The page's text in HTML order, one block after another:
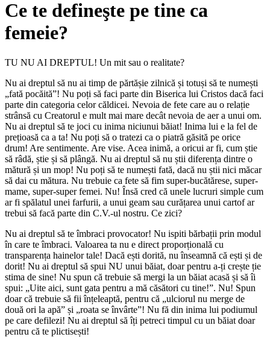
Ce te defineşte pe tine ca
femeie?
TU NU AI DREPTUL! Un mit sau o realitate?
Nu ai dreptul să nu ai timp de părtășie zilnică și totuși să te numești
„fată pocăită”! Nu poți să faci parte din Biserica lui Cristos dacă faci
parte din categoria celor căldicei. Nevoia de fete care au o relație
strânsă cu Creatorul e mult mai mare decât nevoia de aer a unui om.
Nu ai dreptul să te joci cu inima niciunui băiat! Inima lui e la fel de
prețioasă ca a ta! Nu poți să o tratezi ca o piatră găsită pe orice
drum! Are sentimente. Are vise. Acea inimă, a oricui ar fi, cum știe
să râdă, știe și să plângă. Nu ai dreptul să nu știi diferența dintre o
mătură și un mop! Nu poți să te numești fată, dacă nu știi nici măcar
să dai cu mătura. Nu trebuie ca fete să fim super-bucătărese, super-
mame, super-super femei. Nu! Însă cred că unele lucruri simple cum
ar fi spălatul unei farfurii, a unui geam sau curățarea unui cartof ar
trebui să facă parte din C.V.-ul nostru. Ce zici?
Nu ai dreptul să te îmbraci provocator! Nu ispiti bărbații prin modul
în care te îmbraci. Valoarea ta nu e direct proporțională cu
transparența hainelor tale! Dacă ești dorită, nu înseamnă că ești și de
dorit! Nu ai dreptul să spui NU unui băiat, doar pentru a-ți crește ție
stima de sine! Nu spun că trebuie să mergi la un băiat acasă și să îi
spui: „Uite aici, sunt gata pentru a mă căsători cu tine!”. Nu! Spun
doar că trebuie să fii înțeleaptă, pentru că „ulciorul nu merge de
două ori la apă” și „roata se învârte”! Nu fă din inima lui podiumul
pe care defilezi! Nu ai dreptul să îți petreci timpul cu un băiat doar
pentru că te plictisești!